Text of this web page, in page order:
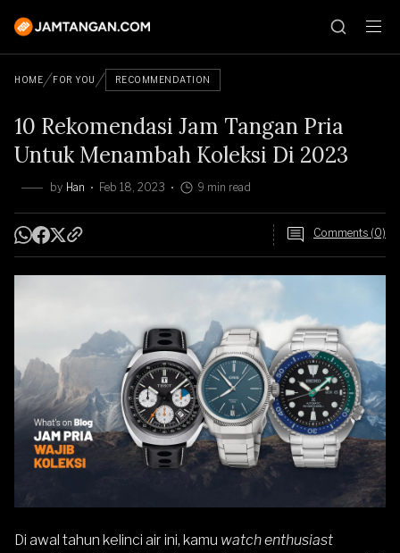
HOME FOR YOU RECOMMENDATION
10 Rekomendasi Jam Tangan Pria
Untuk Menambah Koleksi Di 2023
by Han Feb 18, 2023 9 min read
Comments (0)
Di awal tahun kelinci air ini, kamu watch enthusiast